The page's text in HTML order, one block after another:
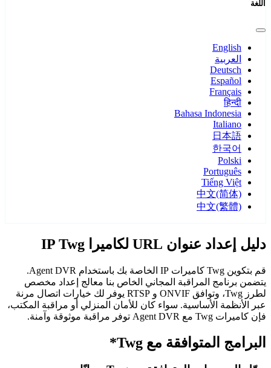
اللغة
English
العربية
Deutsch
Español
Français
हिन्दी
Bahasa Indonesia
Italiano
日本語
한국어
Polski
Português
Tiếng Việt
中文(简体)
中文(繁體)
دليل إعداد عنوان URL لكاميرا IP Twg
قم بتكوين Twg كاميرات IP الخاصة بك باستخدام Agent DVR.
يتضمن برنامج المراقبة المجاني الخاص بنا معالج إعداد مخصص
لطرز Twg، وتوافق ONVIF و RTSP يوفر لك خيارات اتصال مرنة
عبر الأنظمة الأساسية. سواء كان للأمان المنزلي أو مراقبة المكتب،
فإن كاميرات Twg مع Agent DVR توفر مراقبة موثوقة وآمنة.
البرامج المتوافقة مع Twg*